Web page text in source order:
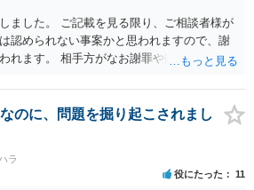
ました。 ご記載を見る限り、ご相談者様が
認められない事案かと思われますので、謝
れます。 相手方がなお謝罪や賠償を要求す
在確認などを求めることも可能です。 相手
名誉や名誉感情を損なう事項を第三者に通
も共有されている実態を考えれば、金額の
に基づく損害賠償請求などが成立する可能
本件に対する対応ですが、そもそも根拠を
ても相手方の請求を取り合うつもり事態が
のに、問題を掘り起こされまし
ラ
役にたった 11